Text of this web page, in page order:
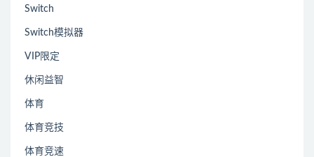
Switch
Switch模拟器
VIP限定
休闲益智
体育
体育竞技
体育竞速